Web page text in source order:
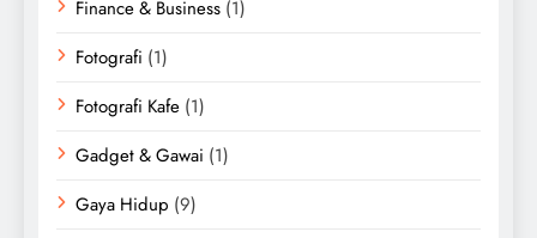
Finance & Business (1)
Fotografi (1)
Fotografi Kafe (1)
Gadget & Gawai (1)
Gaya Hidup (9)